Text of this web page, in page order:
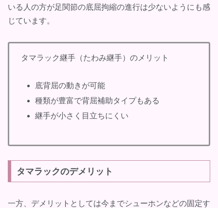
いる人の方が足関節の底屈拘縮の進行は少ないようにも感
じています。
タマラック継手（たわみ継手）のメリット
底背屈の動きが可能
種類が豊富で背屈補助タイプもある
継手が小さく目立ちにくい
タマラックのデメリット
一方、デメリットとしては今までシューホンなどの固定す